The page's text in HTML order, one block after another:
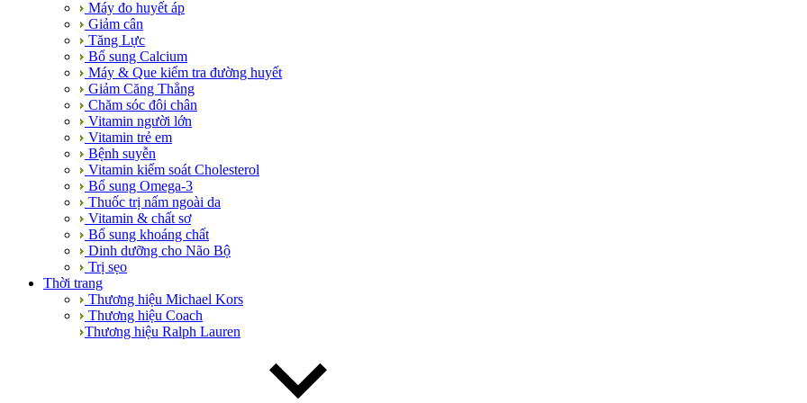
Máy đo huyết áp
Giảm cân
Tăng Lực
Bổ sung Calcium
Máy & Que kiểm tra đường huyết
Giảm Căng Thẳng
Chăm sóc đôi chân
Vitamin người lớn
Vitamin trẻ em
Bệnh suyễn
Vitamin kiểm soát Cholesterol
Bổ sung Omega-3
Thuốc trị nấm ngoài da
Vitamin & chất sơ
Bổ sung khoáng chất
Dinh dưỡng cho Não Bộ
Trị sẹo
Thời trang
Thương hiệu Michael Kors
Thương hiệu Coach
Thương hiệu Ralph Lauren